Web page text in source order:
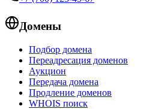
Домены
Подбор домена
Переадресация доменов
Аукцион
Передача домена
Продление доменов
WHOIS поиск